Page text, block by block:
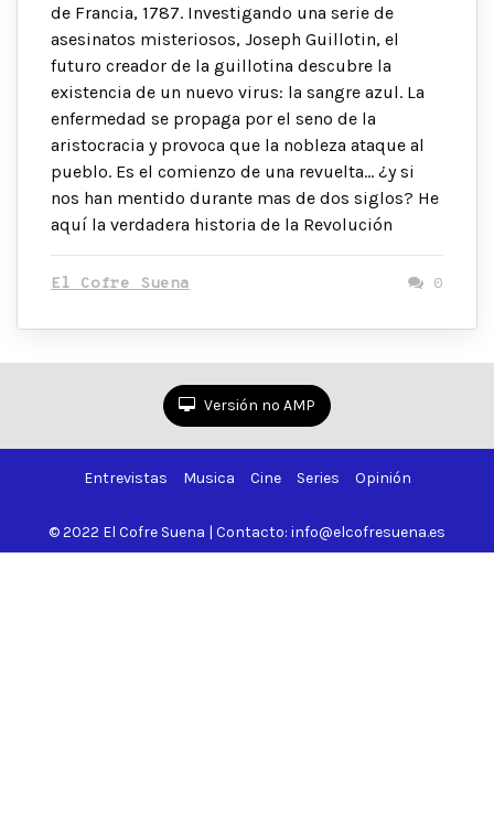
de Francia, 1787. Investigando una serie de
asesinatos misteriosos, Joseph Guillotin, el
futuro creador de la guillotina descubre la
existencia de un nuevo virus: la sangre azul. La
enfermedad se propaga por el seno de la
aristocracia y provoca que la nobleza ataque al
pueblo. Es el comienzo de una revuelta… ¿y si
nos han mentido durante mas de dos siglos? He
aquí la verdadera historia de la Revolución
El Cofre Suena 0
Versión no AMP
Entrevistas Musica Cine Series Opinión
© 2022 El Cofre Suena | Contacto: info@elcofresuena.es